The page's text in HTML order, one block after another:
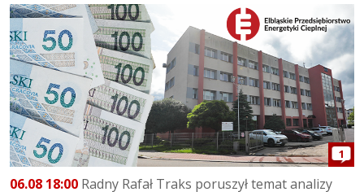
1
06.08 18:00 Radny Rafał Traks poruszył temat analizy